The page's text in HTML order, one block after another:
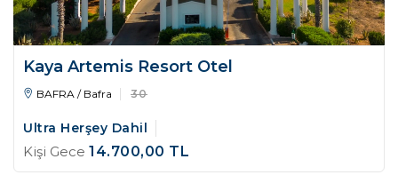
Kaya Artemis Resort Otel
BAFRA / Bafra 30
Ultra Herşey Dahil
Kişi Gece 14.700,00 TL